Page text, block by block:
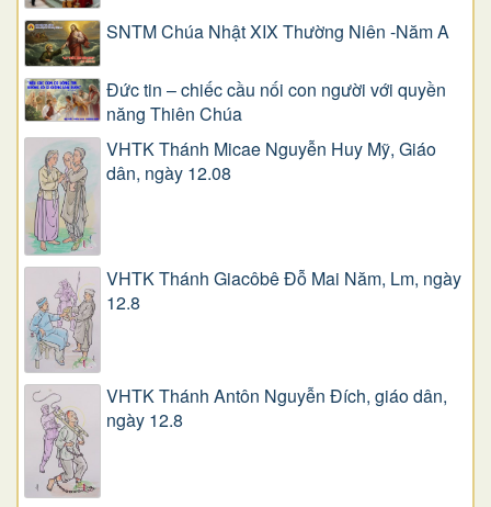
SNTM Chúa Nhật XIX Thường Niên -Năm A
Đức tin – chiếc cầu nối con người với quyền
năng Thiên Chúa
VHTK Thánh Micae Nguyễn Huy Mỹ, Giáo
dân, ngày 12.08
VHTK Thánh Giacôbê Ðỗ Mai Năm, Lm, ngày
12.8
VHTK Thánh Antôn Nguyễn Ðích, giáo dân,
ngày 12.8